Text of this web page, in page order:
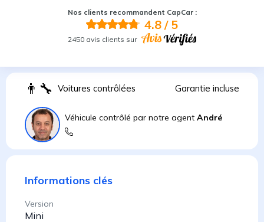
Nos clients recommandent CapCar :
4.8/ 5
2450 avis clients sur
👨 Voitures contrôlées Garantie incluse
Véhicule contrôlé par notre agent André
Informations clés
Version
Mini